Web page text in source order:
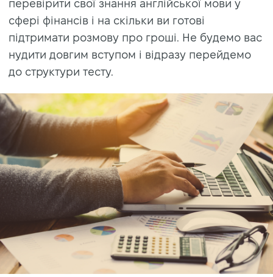
перевірити свої знання англійської мови у
сфері фінансів і на скільки ви готові
підтримати розмову про гроші. Не будемо вас
нудити довгим вступом і відразу перейдемо
до структури тесту.